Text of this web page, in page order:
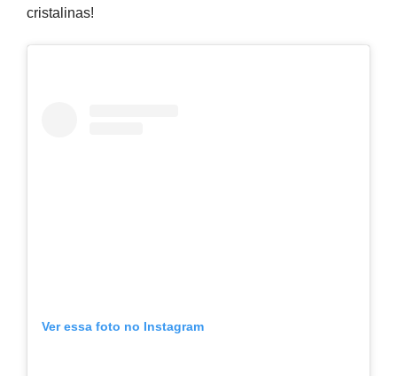
cristalinas!
Ver essa foto no Instagram